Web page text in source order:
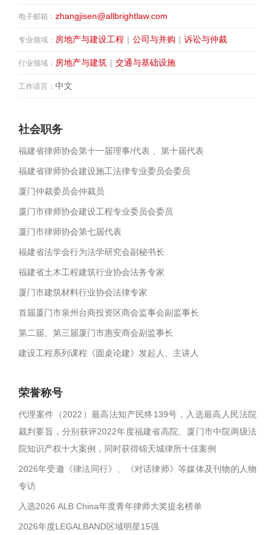
电子邮箱： zhangjisen@allbrightlaw.com
专业领域： 房地产与建设工程 | 公司与并购 | 诉讼与仲裁
行业领域： 房地产与建筑 | 交通与基础设施
工作语言： 中文
社会职务
福建省律师协会第十一届理事/代表 、第十届代表
福建省律师协会建设施工法律专业委员会委员
厦门仲裁委员会仲裁员
厦门市律师协会建设工程专业委员会委员
厦门市律师协会第七届代表
福建省法学会行为法学研究会副秘书长
福建省土木工程建筑行业协会法务专家
厦门市建筑材料行业协会法律专家
首届厦门市泉州台商投资区商会监事会副监事长
第二届、第三届厦门市惠安商会副监事长
建设工程系列课程《圆桌论建》发起人、主讲人
荣誉称号
代理案件（2022）最高法知产民终139号，入选最高人民法院
裁判要旨，分别获评2022年度福建省高院、厦门市中院两级法
院知识产权十大案例，同时获得锦天城律所十佳案例
2026年受邀《律法同行》、《对话律师》等媒体及刊物的人物
专访
入选2026 ALB China年度青年律师大奖提名榜单
2026年度LEGALBAND区域明星15强